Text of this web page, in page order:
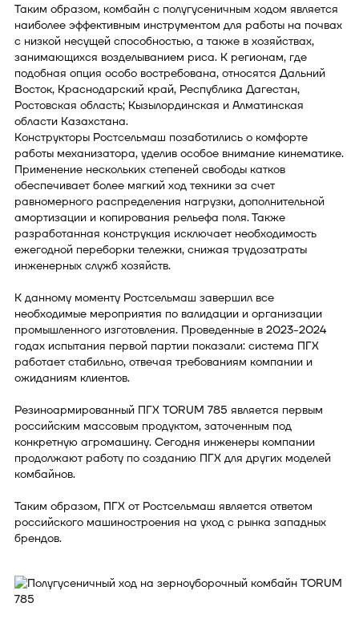
Таким образом, комбайн с полугусеничным ходом является
наиболее эффективным инструментом для работы на почвах
с низкой несущей способностью, а также в хозяйствах,
занимающихся возделыванием риса. К регионам, где
подобная опция особо востребована, относятся Дальний
Восток, Краснодарский край, Республика Дагестан,
Ростовская область; Кызылординская и Алматинская
области Казахстана.
Конструкторы Ростсельмаш позаботились о комфорте
работы механизатора, уделив особое внимание кинематике.
Применение нескольких степеней свободы катков
обеспечивает более мягкий ход техники за счет
равномерного распределения нагрузки, дополнительной
амортизации и копирования рельефа поля. Также
разработанная конструкция исключает необходимость
ежегодной переборки тележки, снижая трудозатраты
инженерных служб хозяйств.
К данному моменту Ростсельмаш завершил все
необходимые мероприятия по валидации и организации
промышленного изготовления. Проведенные в 2023-2024
годах испытания первой партии показали: система ПГХ
работает стабильно, отвечая требованиям компании и
ожиданиям клиентов.
Резиноармированный ПГХ TORUM 785 является первым
российским массовым продуктом, заточенным под
конкретную агромашину. Сегодня инженеры компании
продолжают работу по созданию ПГХ для других моделей
комбайнов.
Таким образом, ПГХ от Ростсельмаш является ответом
российского машиностроения на уход с рынка западных
брендов.